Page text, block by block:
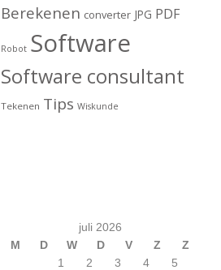
Berekenen converter JPG PDF
Robot Software
Software consultant
Tekenen Tips Wiskunde
juli 2026
M
D W D V Z
Z
1
2 3 4
5